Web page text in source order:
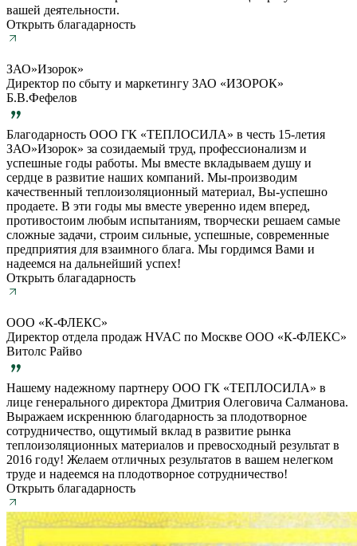
вашей деятельности.
Открыть благадарность
ЗАО»Изорок»
Директор по сбыту и маркетингу ЗАО «ИЗОРОК»
Б.В.Фефелов
Благодарность ООО ГК «ТЕПЛОСИЛА» в честь 15-летия
ЗАО»Изорок» за созидаемый труд, профессионализм и
успешные годы работы. Мы вместе вкладываем душу и
сердце в развитие наших компаний. Мы-производим
качественный теплоизоляционный материал, Вы-успешно
продаете. В эти годы мы вместе уверенно идем вперед,
противостоим любым испытаниям, творчески решаем самые
сложные задачи, строим сильные, успешные, современные
предприятия для взаимного блага. Мы гордимся Вами и
надеемся на дальнейший успех!
Открыть благадарность
ООО «К-ФЛЕКС»
Директор отдела продаж HVAC по Москве ООО «К-ФЛЕКС»
Витолс Райво
Нашему надежному партнеру ООО ГК «ТЕПЛОСИЛА» в
лице генерального директора Дмитрия Олеговича Салманова.
Выражаем искреннюю благодарность за плодотворное
сотрудничество, ощутимый вклад в развитие рынка
теплоизоляционных материалов и превосходный результат в
2016 году! Желаем отличных результатов в вашем нелегком
труде и надеемся на плодотворное сотрудничество!
Открыть благадарность